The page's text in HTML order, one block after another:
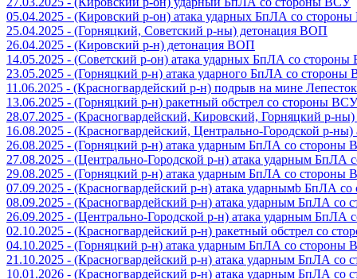
05.04.2025 - (Кировский р-он) атака ударных БпЛА со
25.04.2025 - (Горняцкий, Советский р-ны) детонация ВОП
26.04.2025 - (Кировский р-н) детонация ВОП
14.05.2025 - (Советский р-он) атака ударных БпЛА со
23.05.2025 - (Горняцкий р-н) атака ударного БпЛА со стороны
11.06.2025 - (Красногвардейский р-н) подрыв на мине Лепесток
13.06.2025 - (Горняцкий р-н) ракетный обстрел со стороны ВСУ
28.07.2025 - (Красногвардейский, Кировский, Горняцкий р-
16.08.2025 - (Красногвардейский, Центрально-Городской р-
26.08.2025 - (Горняцкий р-н) атака ударным БпЛА со стороны
27.08.2025 - (Центрально-Городской р-н) атака ударным БпЛА
29.08.2025 - (Горняцкий р-н) атака ударным БпЛА со стороны
07.09.2025 - (Красногвардейский р-н) атака ударнымb БпЛА
08.09.2025 - (Красногвардейский р-н) атака ударным БпЛА со
26.09.2025 - (Центрально-Городской р-н) атака ударным БпЛА
02.10.2025 - (Красногвардейский р-н) ракетный обстрел со
04.10.2025 - (Горняцкий р-н) атака ударным БпЛА со стороны
21.10.2025 - (Красногвардейский р-н) атака ударным БпЛА со
10.01.2026 - (Красногвардейский р-н) атака ударным БпЛА со